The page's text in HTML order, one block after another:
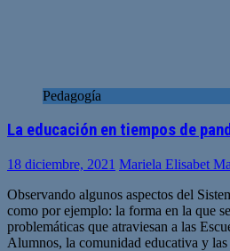
Pedagogía
La educación en tiempos de
18 diciembre, 2021 Mariela Elisabet
Observando algunos aspectos del
como por ejemplo: la forma en la que
problemáticas que atraviesan a las
Alumnos, la comunidad educativa y las